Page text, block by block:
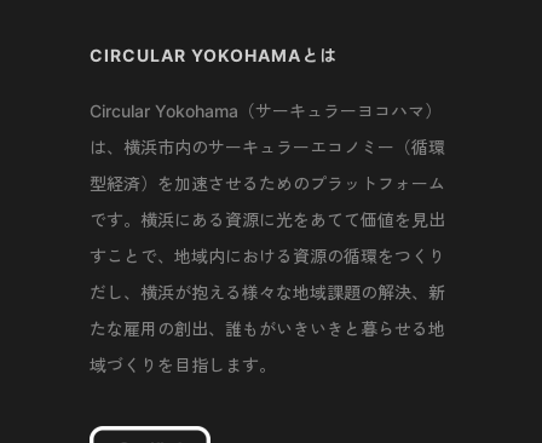
CIRCULAR YOKOHAMAとは
Circular Yokohama（サーキュラーヨコハマ）
は、横浜市内のサーキュラーエコノミー（循環
型経済）を加速させるためのプラットフォーム
です。横浜にある資源に光をあてて価値を見出
すことで、地域内における資源の循環をつくり
だし、横浜が抱える様々な地域課題の解決、新
たな雇用の創出、誰もがいきいきと暮らせる地
域づくりを目指します。